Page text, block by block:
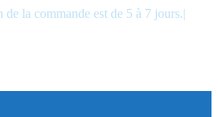
la commande est de 5 à 7 jours.|